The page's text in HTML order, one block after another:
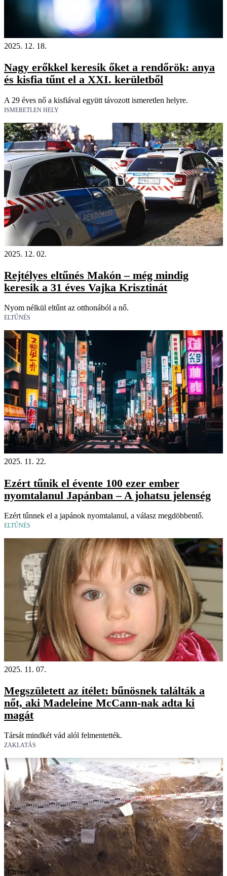
2025. 12. 18.
Nagy erőkkel keresik őket a rendőrök: anya
és kisfia tűnt el a XXI. kerületből
A 29 éves nő a kisfiával együtt távozott ismeretlen helyre.
ISMERETLEN HELY
2025. 12. 02.
Rejtélyes eltűnés Makón – még mindig
keresik a 31 éves Vajka Krisztinát
Nyom nélkül eltűnt az otthonából a nő.
ELTŰNÉS
Videó
2025. 11. 22.
Ezért tűnik el évente 100 ezer ember
nyomtalanul Japánban – A johatsu jelenség
Ezért tűnnek el a japánok nyomtalanul, a válasz megdöbbentő.
ELTŰNÉS
2025. 11. 07.
Megszületett az ítélet: bűnösnek találták a
nőt, aki Madeleine McCann-nak adta ki
magát
Társát mindkét vád alól felmentették.
ZAKLATÁS
Videó 18+